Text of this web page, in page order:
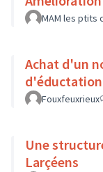
MAM les ptits
Achat d'un
Fouxfeuxrieux
Une
Larçéens